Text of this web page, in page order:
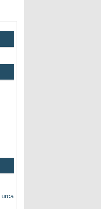
urca